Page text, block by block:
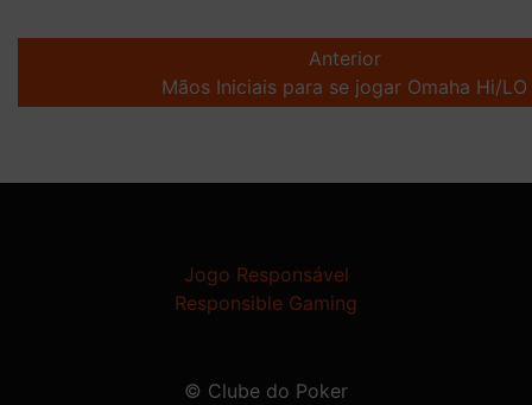
navigation
Anterior
Mãos Iniciais para se jogar Omaha Hi/LO
Jogo Responsável
Responsible Gaming
© Clube do Poker